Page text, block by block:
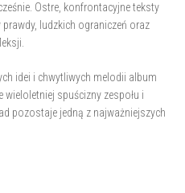
Ostre, konfrontacyjne teksty
ludzkich ograniczeń oraz
idei i chwytliwych melodii album
spuścizny zespołu i
pozostaje jedną z najważniejszych